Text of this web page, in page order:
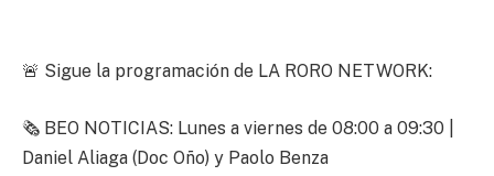
🚨 Sigue la programación de LA RORO NETWORK:
🗞 BEO NOTICIAS: Lunes a viernes de 08:00 a 09:30 |
Daniel Aliaga (Doc Oño) y Paolo Benza